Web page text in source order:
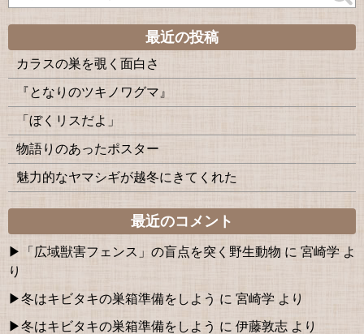
最近の投稿
カラスの巣を覗く面白さ
『となりのツキノワグマ』
「ぼくリスだよ」
物語りのあったポスター
魅力的なヤマシギが越冬にきてくれた
最近のコメント
「広域獣害フェンス」の盲点を突く野生動物 に 宮崎学 よ
り
冬はキビタキの巣箱準備をしよう に 宮崎学 より
冬はキビタキの巣箱準備をしよう に 伊藤敦志 より